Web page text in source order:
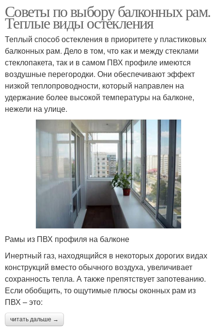
Советы по выбору балконных рам.
Теплые виды остекления
Теплый способ остекления в приоритете у пластиковых
балконных рам. Дело в том, что как и между стеклами
стеклопакета, так и в самом ПВХ профиле имеются
воздушные перегородки. Они обеспечивают эффект
низкой теплопроводности, который направлен на
удержание более высокой температуры на балконе,
нежели на улице.
Рамы из ПВХ профиля на балконе
Инертный газ, находящийся в некоторых дорогих видах
конструкций вместо обычного воздуха, увеличивает
сохранность тепла. А также препятствует запотеванию.
Если обобщить, то ощутимые плюсы оконных рам из
ПВХ – это:
читать дальше →